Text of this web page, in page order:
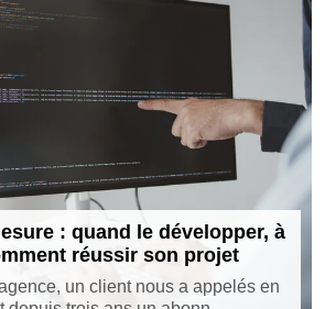
: quand le développer, à
réussir son projet
un client nous a appelés en